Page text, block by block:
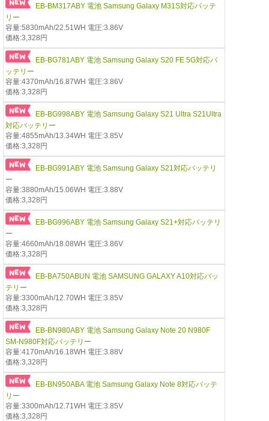
EB-BM317ABY 電池 Samsung Galaxy M31S対応バッテ
リー
容量:5830mAh/22.51WH 電圧:3.86V
価格:3,328円
EB-BG781ABY 電池 Samsung Galaxy S20 FE 5G対応バ
ッテリー
容量:4370mAh/16.87WH 電圧:3.86V
価格:3,328円
EB-BG998ABY 電池 Samsung Galaxy S21 Ultra S21Ultra
対応バッテリー
容量:4855mAh/13.34WH 電圧:3.85V
価格:3,328円
EB-BG991ABY 電池 Samsung Galaxy S21対応バッテリ
ー
容量:3880mAh/15.06WH 電圧:3.88V
価格:3,328円
EB-BG996ABY 電池 Samsung Galaxy S21+対応バッテリ
ー
容量:4660mAh/18.08WH 電圧:3.86V
価格:3,328円
EB-BA750ABUN 電池 SAMSUNG GALAXY A10対応バッ
テリー
容量:3300mAh/12.70WH 電圧:3.85V
価格:3,328円
EB-BN980ABY 電池 Samsung Galaxy Note 20 N980F
SM-N980F対応バッテリー
容量:4170mAh/16.18WH 電圧:3.88V
価格:3,328円
EB-BN950ABA 電池 Samsung Galaxy Note 8対応バッテ
リー
容量:3300mAh/12.71WH 電圧:3.85V
価格:3,328円